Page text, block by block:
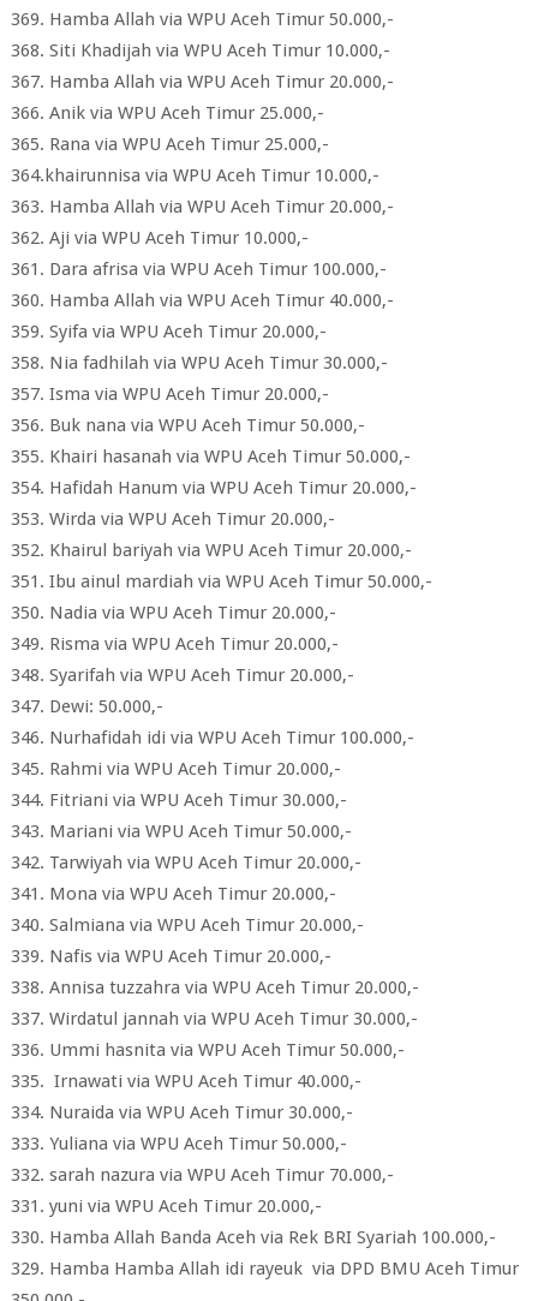
369. Hamba Allah via WPU Aceh Timur 50.000,-
368. Siti Khadijah via WPU Aceh Timur 10.000,-
367. Hamba Allah via WPU Aceh Timur 20.000,-
366. Anik via WPU Aceh Timur 25.000,-
365. Rana via WPU Aceh Timur 25.000,-
364.khairunnisa via WPU Aceh Timur 10.000,-
363. Hamba Allah via WPU Aceh Timur 20.000,-
362. Aji via WPU Aceh Timur 10.000,-
361. Dara afrisa via WPU Aceh Timur 100.000,-
360. Hamba Allah via WPU Aceh Timur 40.000,-
359. Syifa via WPU Aceh Timur 20.000,-
358. Nia fadhilah via WPU Aceh Timur 30.000,-
357. Isma via WPU Aceh Timur 20.000,-
356. Buk nana via WPU Aceh Timur 50.000,-
355. Khairi hasanah via WPU Aceh Timur 50.000,-
354. Hafidah Hanum via WPU Aceh Timur 20.000,-
353. Wirda via WPU Aceh Timur 20.000,-
352. Khairul bariyah via WPU Aceh Timur 20.000,-
351. Ibu ainul mardiah via WPU Aceh Timur 50.000,-
350. Nadia via WPU Aceh Timur 20.000,-
349. Risma via WPU Aceh Timur 20.000,-
348. Syarifah via WPU Aceh Timur 20.000,-
347. Dewi: 50.000,-
346. Nurhafidah idi via WPU Aceh Timur 100.000,-
345. Rahmi via WPU Aceh Timur 20.000,-
344. Fitriani via WPU Aceh Timur 30.000,-
343. Mariani via WPU Aceh Timur 50.000,-
342. Tarwiyah via WPU Aceh Timur 20.000,-
341. Mona via WPU Aceh Timur 20.000,-
340. Salmiana via WPU Aceh Timur 20.000,-
339. Nafis via WPU Aceh Timur 20.000,-
338. Annisa tuzzahra via WPU Aceh Timur 20.000,-
337. Wirdatul jannah via WPU Aceh Timur 30.000,-
336. Ummi hasnita via WPU Aceh Timur 50.000,-
335. Irnawati via WPU Aceh Timur 40.000,-
334. Nuraida via WPU Aceh Timur 30.000,-
333. Yuliana via WPU Aceh Timur 50.000,-
332. sarah nazura via WPU Aceh Timur 70.000,-
331. yuni via WPU Aceh Timur 20.000,-
330. Hamba Allah Banda Aceh via Rek BRI Syariah 100.000,-
329. Hamba Hamba Allah idi rayeuk via DPD BMU Aceh Timur